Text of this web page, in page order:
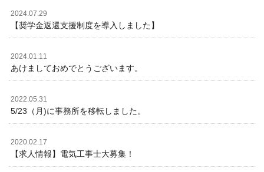
2024.07.29
【奨学金返還支援制度を導入しました】
2024.01.11
あけましておめでとうございます。
2022.05.31
5/23（月)に事務所を移転しました。
2020.02.17
【求人情報】電気工事士大募集！